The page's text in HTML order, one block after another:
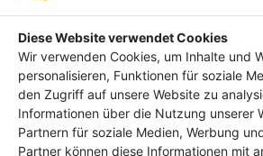
ein perfektes Präsent für alle festlichen
Deutschland
Web
:starstory.de
Jetzt Bewerten!
Datum : 01.09.2023 |
: +4934491693169
Diese Website verwendet Cookies
Wir verwenden Cookies, um Inhalte und
personalisieren, Funktionen für soziale
den Zugriff auf unsere Website zu
Informationen über die Nutzung unserer
Partnern für soziale Medien, Werbung
Partner können diese Informationen mit